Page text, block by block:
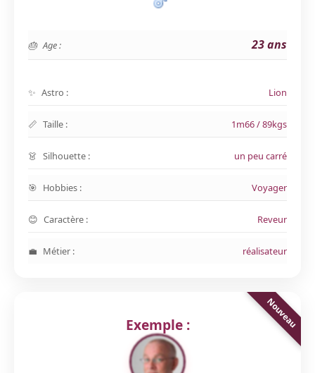
Age : 23 ans
Astro : Lion
Taille : 1m66 / 89kgs
Silhouette : un peu carré
Hobbies : Voyager
Caractère : Reveur
Métier : réalisateur
Exemple :